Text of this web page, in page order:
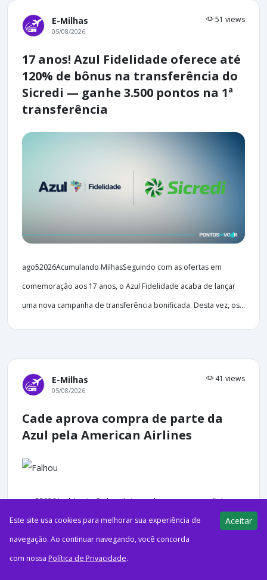
E-Milhas 51 views
05/08/2026
17 anos! Azul Fidelidade oferece até
120% de bônus na transferência do
Sicredi — ganhe 3.500 pontos na 1ª
transferência
ago52026Acumulando MilhasSeguindo com as ofertas em
comemoração aos 17 anos, o Azul Fidelidade acaba de lançar
uma nova campanha de transferência bonificada. Desta vez, os...
E-Milhas 41 views
05/08/2026
Cade aprova compra de parte da
Azul pela American Airlines
ago52026Azul A aviação brasileira ganhou um novo capítulo: a
Superintendência Geral do Cade (Conselho Administrativo de
Defesa Econômica) deu sinal verde à operação que permite...
Este site usa cookies para melhorar sua experiência de
navegação. Ao continuar navegando, você concorda
com nossa Política de Privacidade.
Aceitar